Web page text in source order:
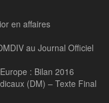
en affaires
au Journal Officiel
: Bilan 2016
(DM) – Texte Final